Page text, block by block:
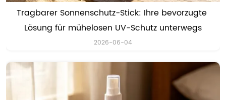
Tragbarer Sonnenschutz-Stick: Ihre bevorzugte
Lösung für mühelosen UV-Schutz unterwegs
2026-06-04